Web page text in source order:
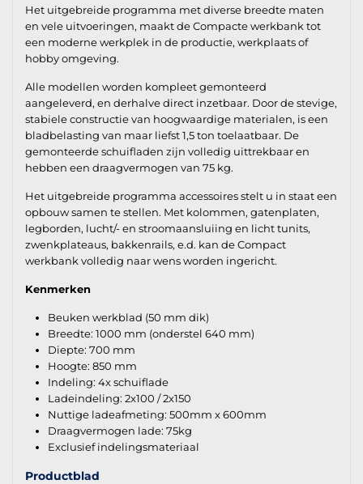
Het uitgebreide programma met diverse breedte maten
en vele uitvoeringen, maakt de Compacte werkbank tot
een moderne werkplek in de productie, werkplaats of
hobby omgeving.
Alle modellen worden kompleet gemonteerd
aangeleverd, en derhalve direct inzetbaar. Door de stevige,
stabiele constructie van hoogwaardige materialen, is een
bladbelasting van maar liefst 1,5 ton toelaatbaar. De
gemonteerde schuifladen zijn volledig uittrekbaar en
hebben een draagvermogen van 75 kg.
Het uitgebreide programma accessoires stelt u in staat een
opbouw samen te stellen. Met kolommen, gatenplaten,
legborden, lucht/- en stroomaansluiing en licht tunits,
zwenkplateaus, bakkenrails, e.d. kan de Compact
werkbank volledig naar wens worden ingericht.
Kenmerken
Beuken werkblad (50 mm dik)
Breedte: 1000 mm (onderstel 640 mm)
Diepte: 700 mm
Hoogte: 850 mm
Indeling: 4x schuiflade
Ladeindeling: 2x100 / 2x150
Nuttige ladeafmeting: 500mm x 600mm
Draagvermogen lade: 75kg
Exclusief indelingsmateriaal
Productblad